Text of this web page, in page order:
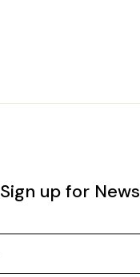
Sign up for